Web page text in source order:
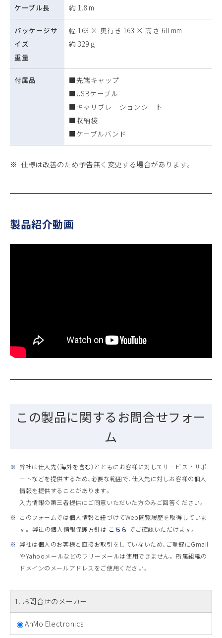
ケーブル長 約 1.8 m
パッケージサ
イズ
重量
幅 163 × 奥行き 163 × 高さ 60 mm
約 329 g
付属品
■先端キャップ
■USBケーブル
■キャリブレーションシート
■収納袋
■ケーブルバンド
※ 仕様は改善のため予告無く変更する場合があります。
製品紹介動画
この製品に関するお問合せフォー
ム
※ 弊社は仕入先（海外を含む）とともにお客様に対してサービス ・ サポ
ートなどを提供するため、必要な範囲で、仕入先に対しお客様の個人
情報を提供することがあります。
入力情報の第三者提供にご同意いただいた方のみご回答ください。
※ このフォームでは個人情報と紐づけてWeb閲覧履歴を取得していま
す。 弊社の個人情報保護方針は こちら でご確認いただけます。
※ 弊社は個人のお客様と直接お取引をしていないため、ご登録にGmail
やYahooメールなどのフリーメールは使用できません。 所属組織の
ドメインのメールアドレスをご使用ください。
1. お問合せのメーカー
AnMo Electronics